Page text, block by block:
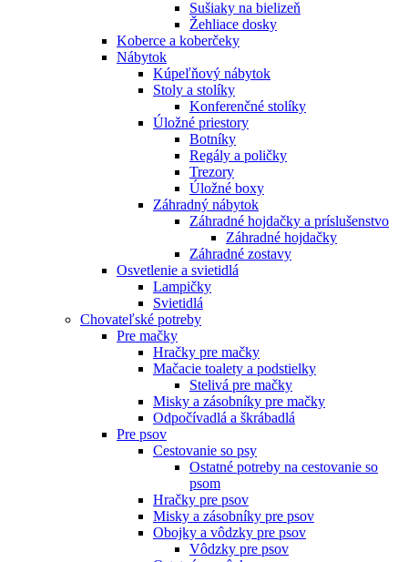
Sušiaky na bielizeň
Žehliace dosky
Koberce a koberčeky
Nábytok
Kúpeľňový nábytok
Stoly a stolíky
Konferenčné stolíky
Úložné priestory
Botníky
Regály a poličky
Trezory
Úložné boxy
Záhradný nábytok
Záhradné hojdačky a príslušenstvo
Záhradné hojdačky
Záhradné zostavy
Osvetlenie a svietidlá
Lampičky
Svietidlá
Chovateľské potreby
Pre mačky
Hračky pre mačky
Mačacie toalety a podstielky
Stelivá pre mačky
Misky a zásobníky pre mačky
Odpočívadlá a škrábadlá
Pre psov
Cestovanie so psy
Ostatné potreby na cestovanie so
psom
Hračky pre psov
Misky a zásobníky pre psov
Obojky a vôdzky pre psov
Vôdzky pre psov